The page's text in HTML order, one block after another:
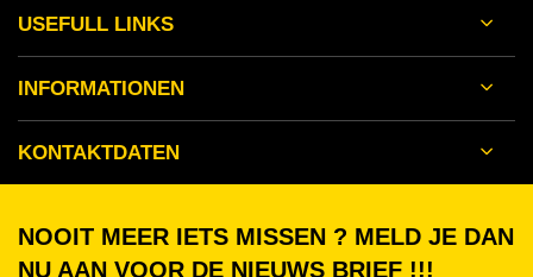
USEFULL LINKS
INFORMATIONEN
KONTAKTDATEN
NOOIT MEER IETS MISSEN ? MELD JE DAN
NU AAN VOOR DE NIEUWS BRIEF !!!